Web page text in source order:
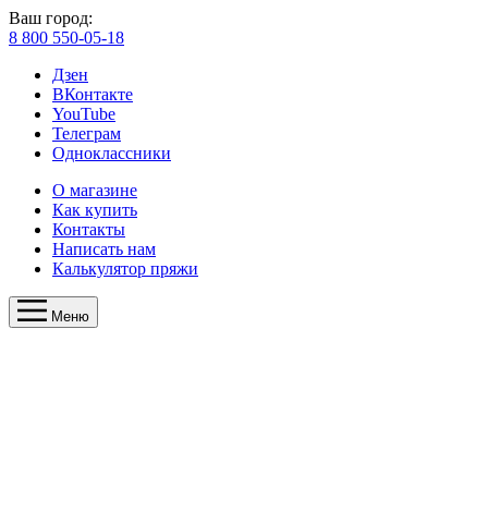
Ваш город:
8 800 550-05-18
Дзен
ВКонтакте
YouTube
Телеграм
Одноклассники
О магазине
Как купить
Контакты
Написать нам
Калькулятор пряжи
Меню